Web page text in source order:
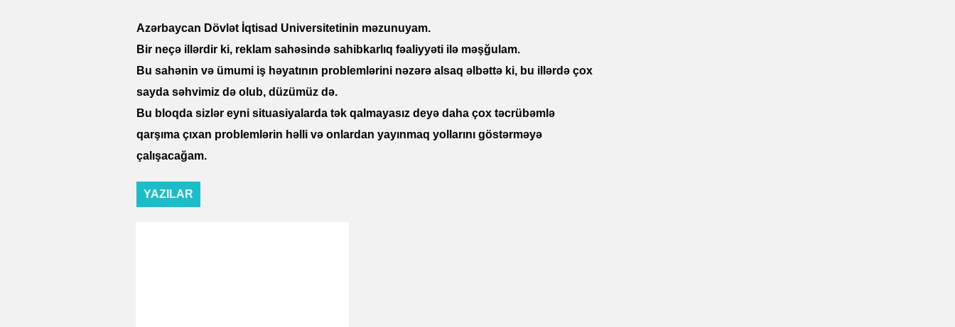
Azərbaycan Dövlət İqtisad Universitetinin məzunuyam.
Bir neçə illərdir ki, reklam sahəsində sahibkarlıq fəaliyyəti ilə məşğulam.
Bu sahənin və ümumi iş həyatının problemlərini nəzərə alsaq əlbəttə ki, bu illərdə çox
sayda səhvimiz də olub, düzümüz də.
Bu bloqda sizlər eyni situasiyalarda tək qalmayasız deyə daha çox təcrübəmlə
qarşıma çıxan problemlərin həlli və onlardan yayınmaq yollarını göstərməyə
çalışacağam.
YAZILAR